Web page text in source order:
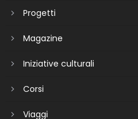
Progetti
Magazine
Iniziative culturali
Corsi
Viaggi